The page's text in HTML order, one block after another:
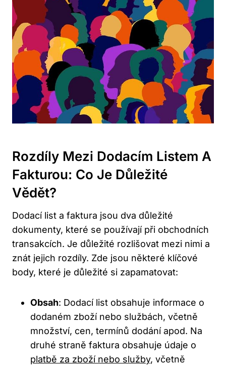
Rozdíly Mezi Dodacím Listem A
Fakturou: Co Je Důležité
Vědět?
Dodací list a faktura jsou dva důležité
dokumenty, které se používají při obchodních
transakcích. Je důležité rozlišovat mezi nimi a
znát jejich rozdíly. Zde jsou některé klíčové
body, které je důležité si zapamatovat:
Obsah: Dodací list obsahuje informace o
dodaném zboží nebo službách, včetně
množství, cen, termínů dodání apod. Na
druhé straně faktura obsahuje údaje o
platbě za zboží nebo služby, včetně